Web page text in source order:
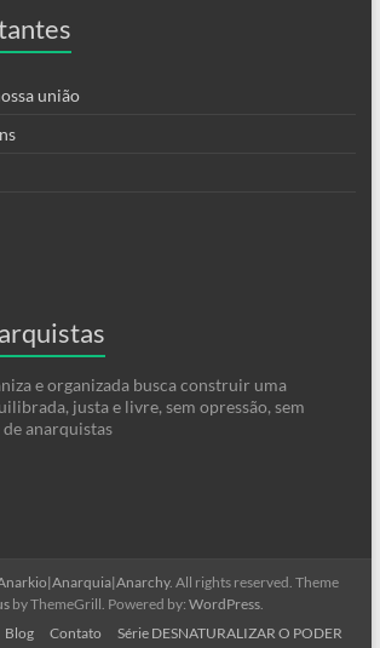
união
e organizada busca construir uma
justa e livre, sem opressão, sem
anarquistas
. All rights reserved. Theme
by ThemeGrill. Powered by:WordPress
Blog Contato Série DESNATURALIZAR O PODER